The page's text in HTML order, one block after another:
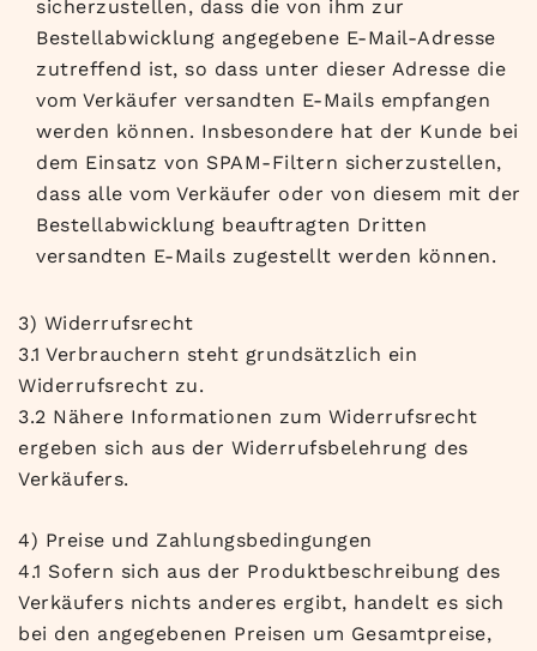
sicherzustellen, dass die von ihm zur
Bestellabwicklung angegebene E-Mail-Adresse
zutreffend ist, so dass unter dieser Adresse die
vom Verkäufer versandten E-Mails empfangen
werden können. Insbesondere hat der Kunde bei
dem Einsatz von SPAM-Filtern sicherzustellen,
dass alle vom Verkäufer oder von diesem mit der
Bestellabwicklung beauftragten Dritten
versandten E-Mails zugestellt werden können.
3) Widerrufsrecht
3.1 Verbrauchern steht grundsätzlich ein
Widerrufsrecht zu.
3.2 Nähere Informationen zum Widerrufsrecht
ergeben sich aus der Widerrufsbelehrung des
Verkäufers.
4) Preise und Zahlungsbedingungen
4.1 Sofern sich aus der Produktbeschreibung des
Verkäufers nichts anderes ergibt, handelt es sich
bei den angegebenen Preisen um Gesamtpreise,